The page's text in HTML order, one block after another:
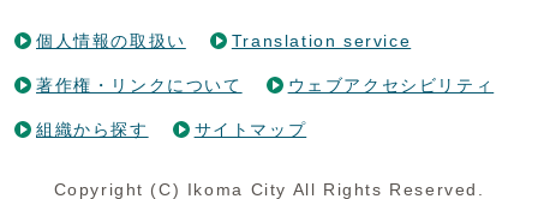
個人情報の取扱い Translation service
著作権・リンクについて ウェブアクセシビリティ
組織から探す サイトマップ
Copyright (C) Ikoma City All Rights Reserved.